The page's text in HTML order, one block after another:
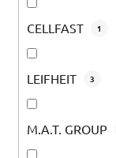
CELLFAST 1
LEIFHEIT 3
M.A.T. GROUP